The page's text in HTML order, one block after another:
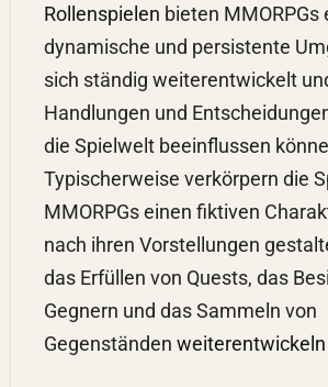
Rollenspielen bieten MMORPGs
dynamische und persistente
sich ständig weiterentwickelt
Handlungen und
die Spielwelt beeinflussen
Typischerweise verkörpern die
MMORPGs einen fiktiven
nach ihren Vorstellungen
das Erfüllen von Quests, das
Gegnern und das Sammeln von
Gegenständen weiterentwickeln